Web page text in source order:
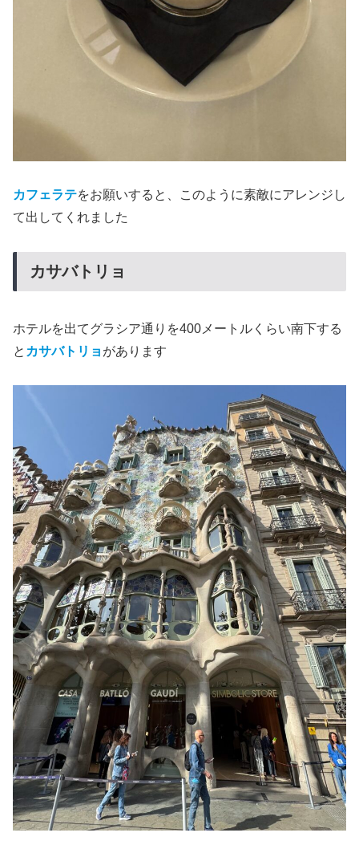
カフェラテをお願いすると、このように素敵にアレンジし
て出してくれました
カサバトリョ
ホテルを出てグラシア通りを400メートルくらい南下する
と カサバトリョ があります